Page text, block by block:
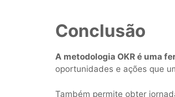
Conclusão
A metodologia OKR é uma
oportunidades e ações que
Também permite obter